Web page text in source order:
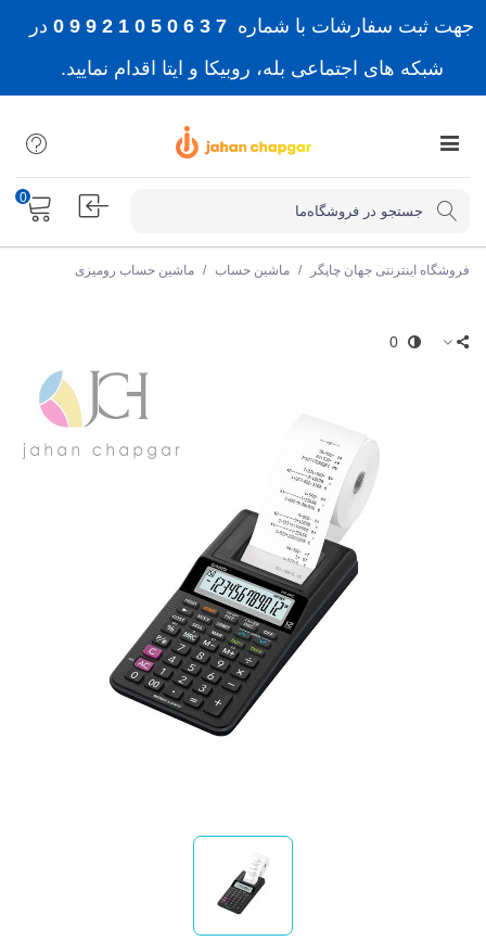
جهت ثبت سفارشات با شماره 7 3 6 0 5 0 1 2 9 9 0
در
شبکه های اجتماعی بله، روبیکا و ایتا اقدام نمایید.
0
فروشگاه اینترنتی جهان چاپگر / ماشین حساب / ماشین حساب رومیزی
0